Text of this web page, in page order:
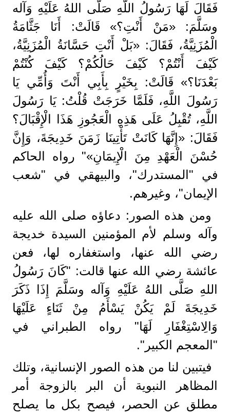
فَقَالَ لَهَا رَسُولُ اللَّهِ صَلَّى اللهُ عَلَيْهِ وَآله
وسَلَّمَ: «مَنْ أَنْتِ؟» قَالَتْ: أَنَا جَثَّامَةُ
الْمُزَنِيَّةُ، فَقَالَ: «بَلْ أَنْتِ حَسَّانَةُ الْمُزَنِيَّةُ،
كَيْفَ أَنْتُمْ؟ كَيْفَ حَالُكُمْ؟ كَيْفَ كُنْتُمْ
بَعْدَنَا؟» قَالَتْ: بِخَيْرٍ بِأَبِي أَنْتَ وَأُمِّي يَا
رَسُولَ اللَّهِ، فَلَمَّا خَرَجَتْ قُلْتُ: يَا رَسُولَ
اللَّهِ، تُقْبِلُ عَلَى هَذِهِ الْعَجُوزِ هَذَا الْإِقْبَالَ؟
فَقَالَ: «إِنَّهَا كَانَتْ تَأْتِينَا زَمَنَ خَدِيجَةَ، وَإِنَّ
حُسْنَ الْعَهْدِ مِنَ الْإِيمَانِ»" رواه الحاكم
في "المستدرك"، والبيهقي في "شعب
الإيمان"، وغيرهم.
ومن هذه الصور: دعاؤه صلى الله عليه
وآله وسلم لأم المؤمنين السيدة خديجة
رضي الله عنها، واستغفاره لها، فعن
عائشة رضي الله عنها قالت: "كَانَ رَسُولُ
اللهِ صَلَّى اللهُ عَلَيْهِ وَآله وسَلَّمَ إِذَا ذَكَرَ
خَدِيجَةَ لَمْ يَكُنْ يَسْأَمُ مِنْ ثَنَاءٍ عَلَيْهَا
وَالِاسْتِغْفَارِ لَهَا" رواه الطبراني في
"المعجم الكبير".
فيتبين لنا من هذه الصور الإنسانية، وتلك
المظاهر النبوية أن البر بالزوجة أمر
مطلق عن الحصر، فيصح بكل ما يصلح